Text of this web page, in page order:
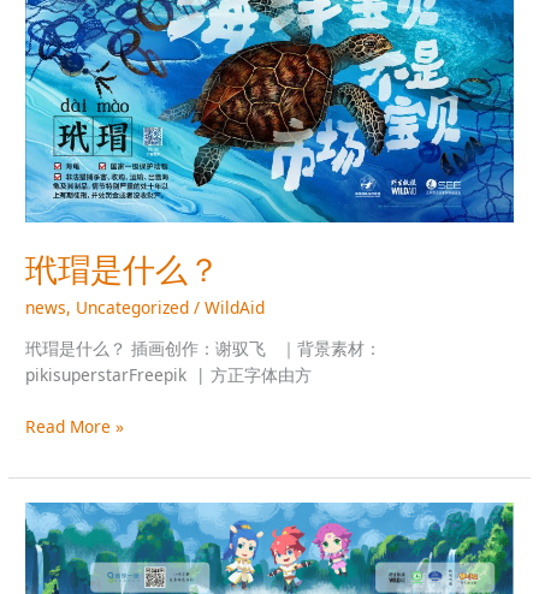
玳瑁是什么？
news, Uncategorized /WildAid
玳瑁是什么？ 插画创作：谢驭飞 ｜背景素材：
pikisuperstarFreepik | 方正字体由方
是
什
么？
Read More »
地
球
一